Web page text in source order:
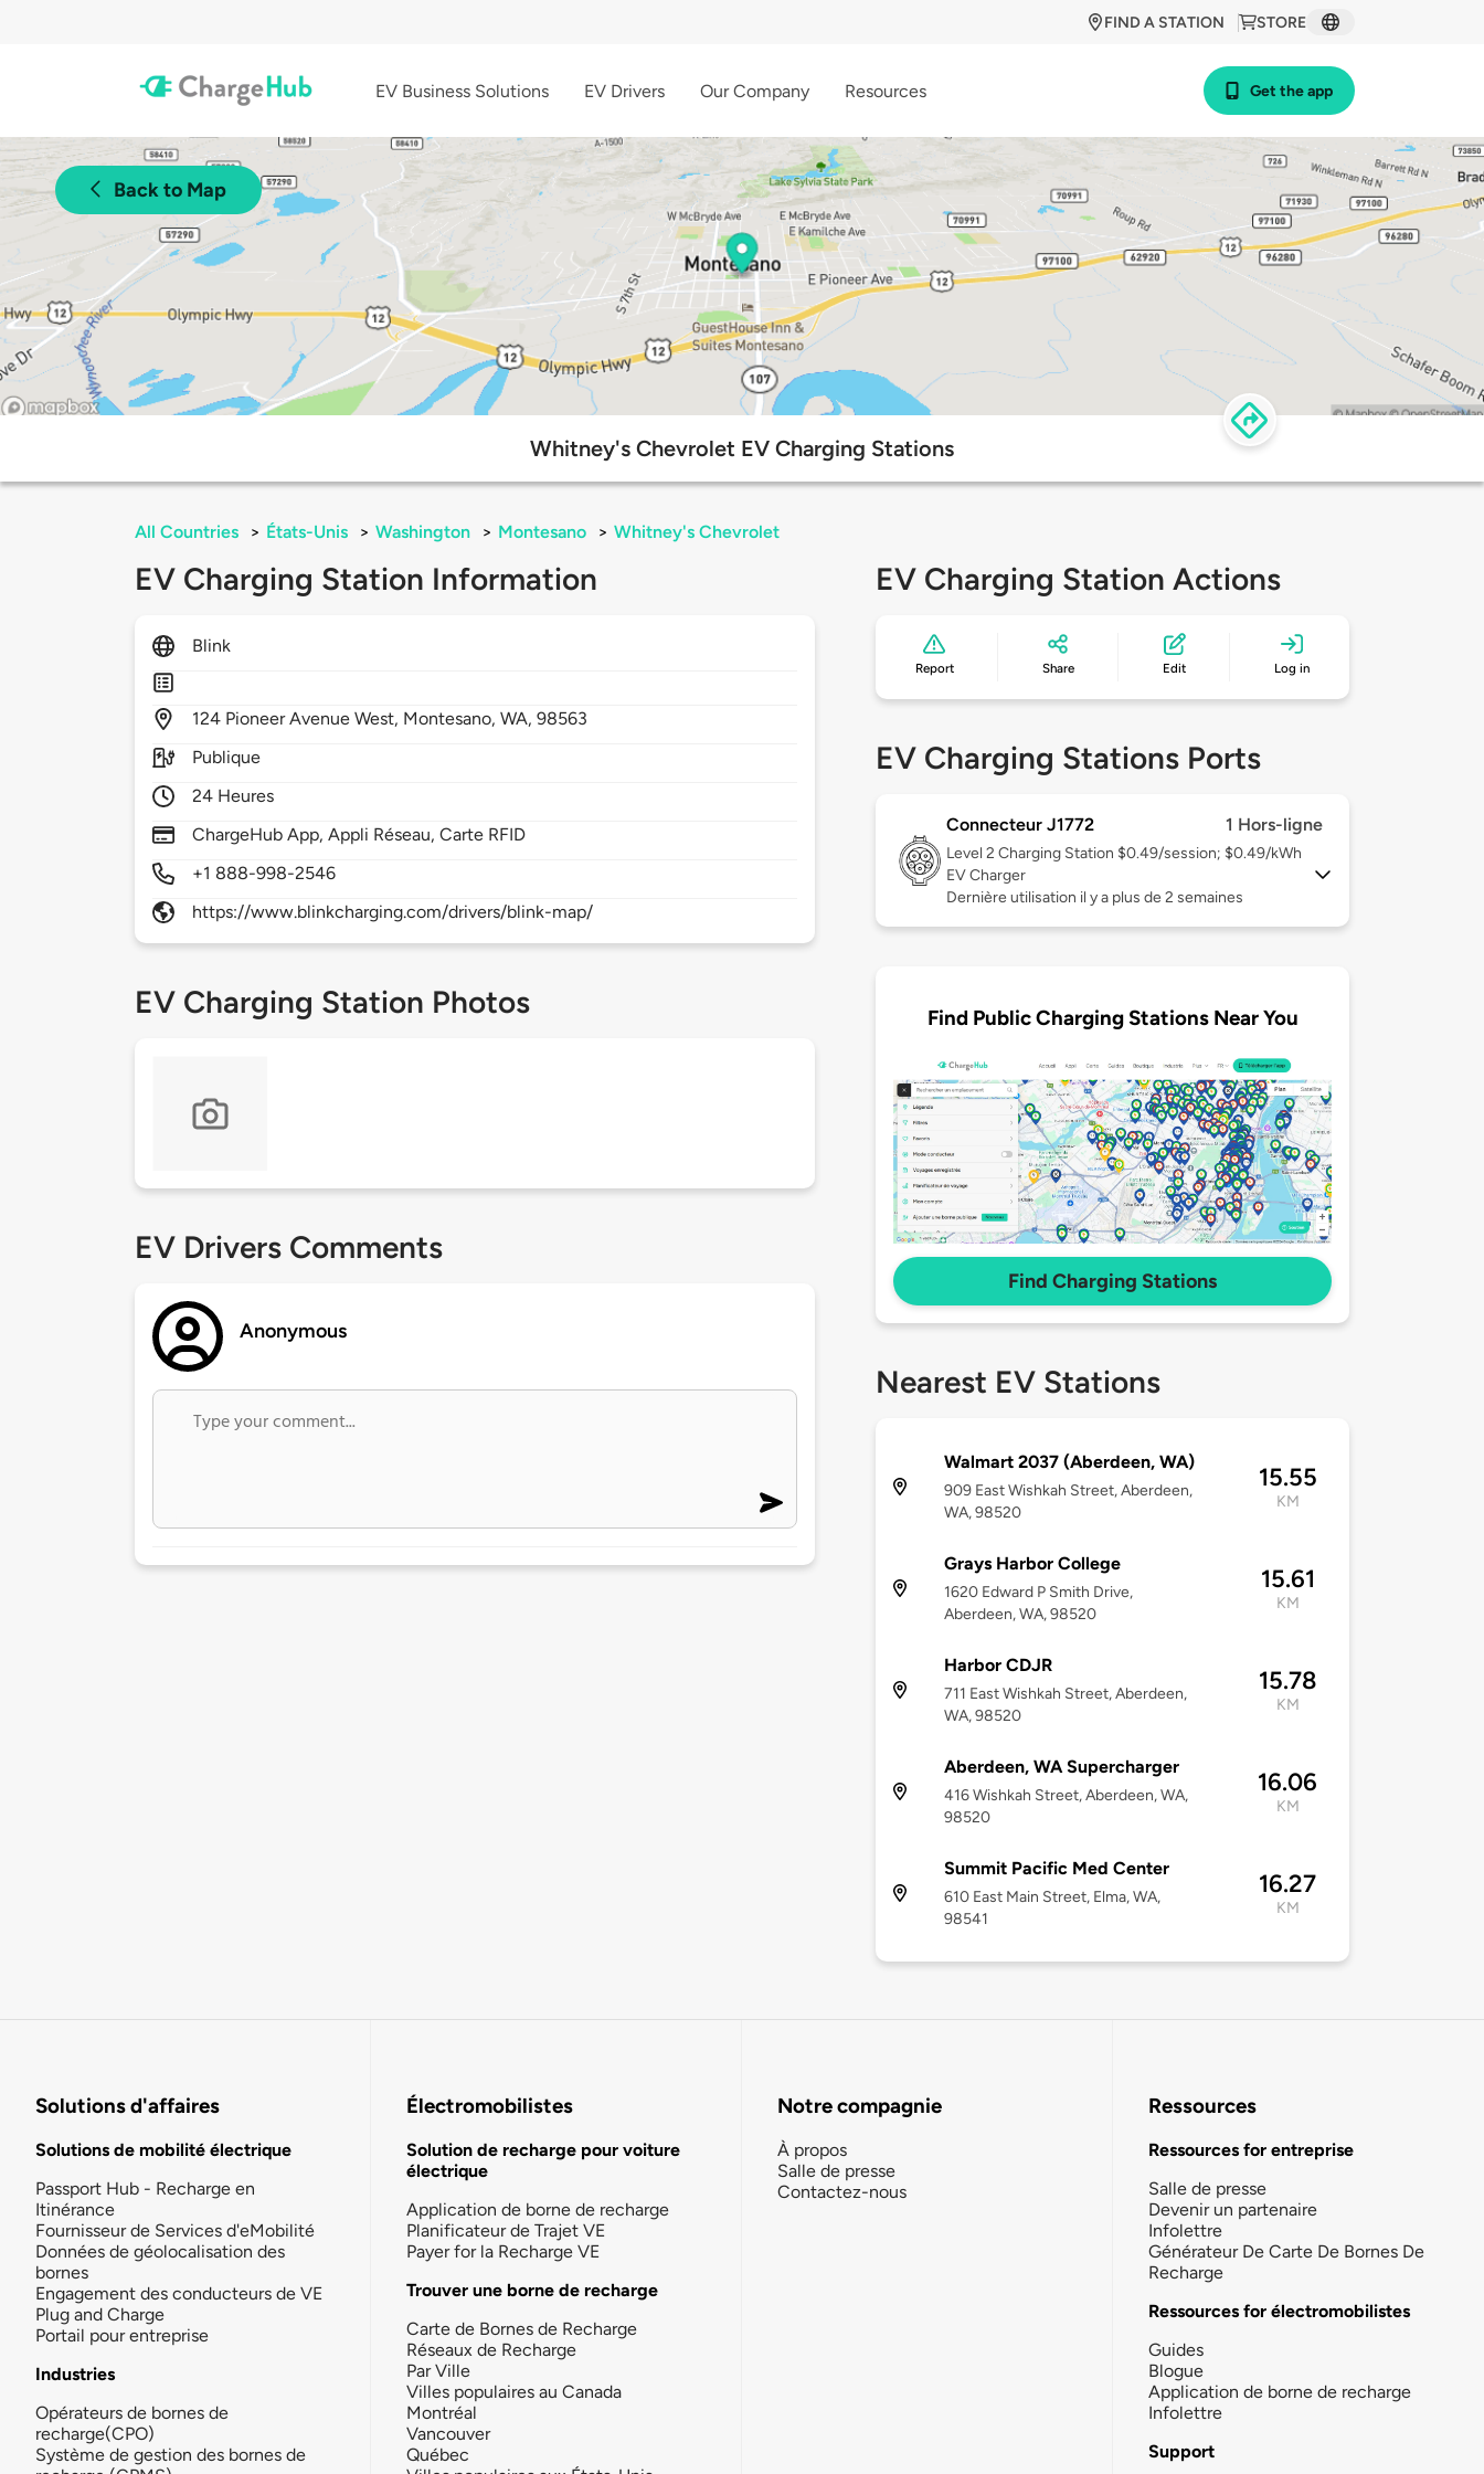
STORE
FIND A STATION
EV Business Solutions EV Drivers Our Company Resources Get the app
Back to Map
Whitney's Chevrolet EV Charging Stations
All Countries > États-Unis > Washington > Montesano > Whitney's Chevrolet
EV Charging Station Information
Blink
124 Pioneer Avenue West, Montesano,WA,98563
Publique
24 Heures
ChargeHub App, Appli Réseau, Carte RFID
+1 888-998-2546
https://www.blinkcharging.com/drivers/blink-map/
EV Charging Station Photos
EV Drivers Comments
Anonymous
EV Charging Station Actions
Report Share Edit Log in
EV Charging Stations Ports
Connecteur J1772 1 Hors-ligne
Level 2 Charging Station $0.49/session; $0.49/kWh
EV Charger
Dernière utilisation il y a plus de 2 semaines
Find Public Charging Stations Near You
Find Charging Stations
Nearest EV Stations
Walmart 2037 (Aberdeen, WA)
909 East Wishkah Street, Aberdeen,
WA, 98520
15.55
KM
Grays Harbor College
1620 Edward P Smith Drive,
Aberdeen, WA, 98520
15.61
KM
Harbor CDJR
711 East Wishkah Street, Aberdeen,
WA, 98520
15.78
KM
Aberdeen, WA Supercharger
416 Wishkah Street, Aberdeen, WA,
98520
16.06
KM
Summit Pacific Med Center
610 East Main Street, Elma, WA,
98541
16.27
KM
Solutions d'affaires
Solutions de mobilité électrique
Passport Hub - Recharge en
Itinérance
Fournisseur de Services d'eMobilité
Données de géolocalisation des
bornes
Engagement des conducteurs de VE
Plug and Charge
Portail pour entreprise
Industries
Opérateurs de bornes de
recharge(CPO)
Système de gestion des bornes de
Électromobilistes
Solution de recharge pour voiture
électrique
Application de borne de recharge
Planificateur de Trajet VE
Payer for la Recharge VE
Trouver une borne de recharge
Carte de Bornes de Recharge
Réseaux de Recharge
Par Ville
Villes populaires au Canada
Montréal
Vancouver
Québec
Notre compagnie
À propos
Salle de presse
Contactez-nous
Ressources
Ressources for entreprise
Salle de presse
Devenir un partenaire
Infolettre
Générateur De Carte De Bornes De
Recharge
Ressources for électromobilistes
Guides
Blogue
Application de borne de recharge
Infolettre
Support